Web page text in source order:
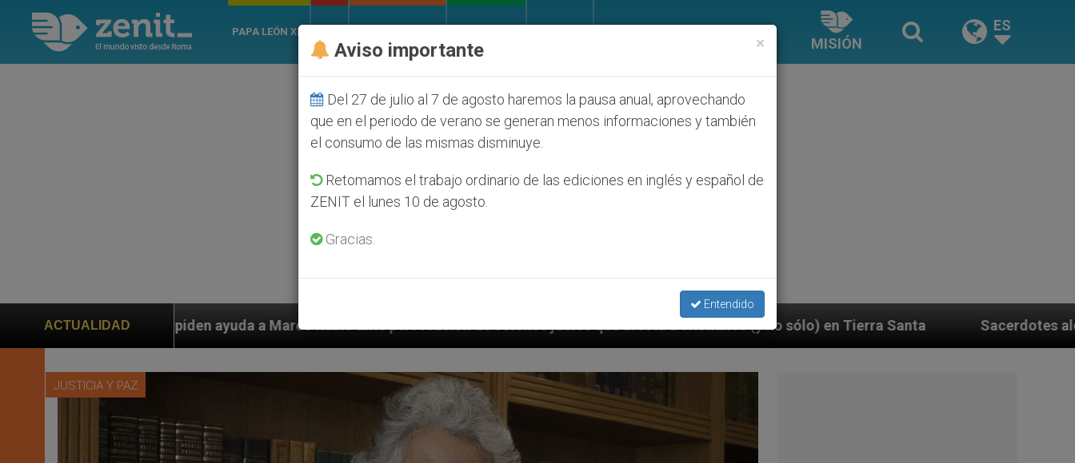
PAPA LEÓN XIV
MISIÓN
ES
ACTUALIDAD
ayuda a Marco Rubio ante persecución de colonos judíos que afecta a cristianos (y no sólo) en Tierra Santa Sacerdotes alemanes fieles al Papa
JUSTICIA Y PAZ
×
Aviso importante
Del 27 de julio al 7 de agosto haremos la pausa anual, aprovechando
que en el periodo de verano se generan menos informaciones y también
el consumo de las mismas disminuye.
Retomamos el trabajo ordinario de las ediciones en inglés y español de
ZENIT el lunes 10 de agosto.
Gracias.
Entendido